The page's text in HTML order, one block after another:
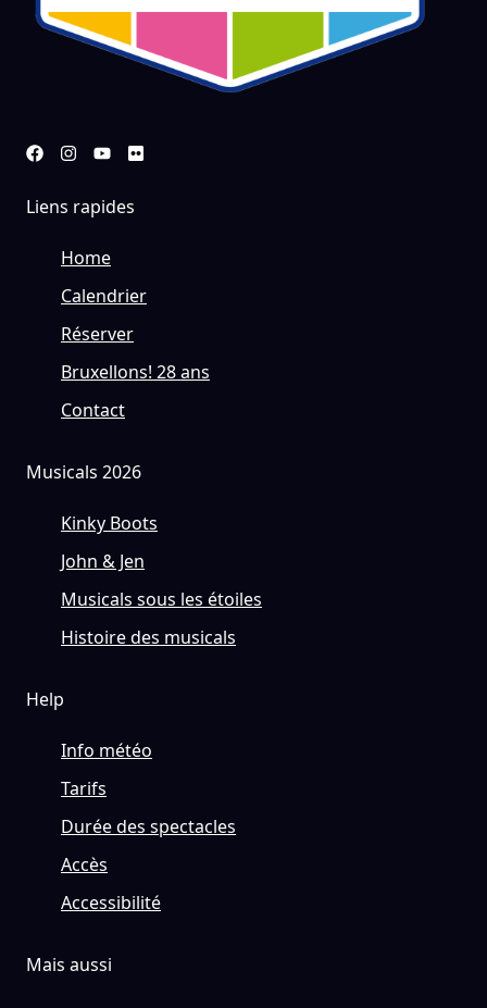
Liens rapides
Home
Calendrier
Réserver
Bruxellons! 28 ans
Contact
Musicals 2026
Kinky Boots
John & Jen
Musicals sous les étoiles
Histoire des musicals
Help
Info météo
Tarifs
Durée des spectacles
Accès
Accessibilité
Mais aussi